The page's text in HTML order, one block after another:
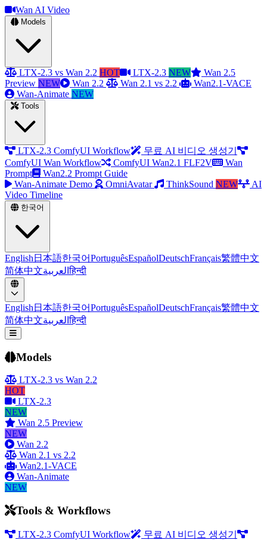
Wan AI Video
Models
LTX-2.3 vs Wan 2.2 HOT LTX-2.3 NEW
Wan 2.5
Preview NEW Wan 2.2 Wan 2.1 vs 2.2
Wan2.1-VACE
Wan-Animate NEW
Tools
LTX-2.3 ComfyUI Workflow
무료 AI 비디오 생성기
ComfyUI Wan Workflow
ComfyUI Wan2.1 FLF2V
Wan
Prompt
Wan2.2 Prompt Guide
Wan-Animate Demo
OmniAvatar ThinkSound NEW
AI
Video Timeline
한국어
English 日本語한국어PortuguêsEspañolDeutschFrançais繁體中文
简体中文العربيةहिन्दी
English 日本語한국어PortuguêsEspañolDeutschFrançais繁體中文
简体中文العربيةहिन्दी
메뉴 열기
Models
LTX-2.3 vs Wan 2.2
HOT
LTX-2.3
NEW
Wan 2.5 Preview
NEW
Wan 2.2
Wan 2.1 vs 2.2
Wan2.1-VACE
Wan-Animate
NEW
Tools & Workflows
LTX-2.3 ComfyUI Workflow
무료 AI 비디오 생성기